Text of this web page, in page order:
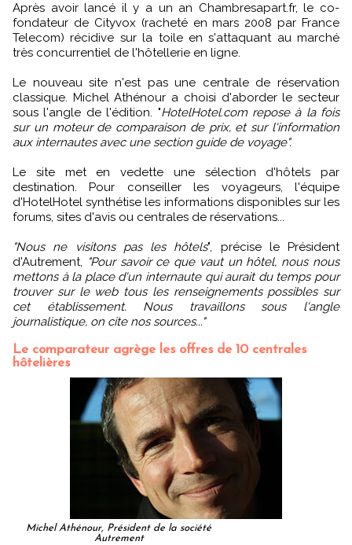
Après avoir lancé il y a un an Chambresapart.fr, le co-
fondateur de Cityvox (racheté en mars 2008 par France
Telecom) récidive sur la toile en s'attaquant au marché
très concurrentiel de l'hôtellerie en ligne.
Le nouveau site n'est pas une centrale de réservation
classique. Michel Athénour a choisi d'aborder le secteur
sous l'angle de l'édition. "HotelHotel.com repose à la fois
sur un moteur de comparaison de prix, et sur l'information
aux internautes avec une section guide de voyage".
Le site met en vedette une sélection d'hôtels par
destination. Pour conseiller les voyageurs, l'équipe
d'HotelHotel synthétise les informations disponibles sur les
forums, sites d'avis ou centrales de réservations...
"Nous ne visitons pas les hôtels", précise le Président
d'Autrement, "Pour savoir ce que vaut un hôtel, nous nous
mettons à la place d'un internaute qui aurait du temps pour
trouver sur le web tous les renseignements possibles sur
cet établissement. Nous travaillons sous l'angle
journalistique, on cite nos sources..."
Le comparateur agrège les offres de 10 centrales
hôtelières
Michel Athénour, Président de la société
Autrement